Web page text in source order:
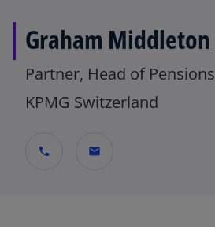
Graham Middleton
Partner, Head of Pensions
KPMG Switzerland
call mail